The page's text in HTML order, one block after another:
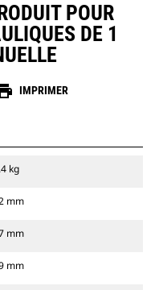
POUR
DE 1
IMPRIMER
kg
mm
mm
mm